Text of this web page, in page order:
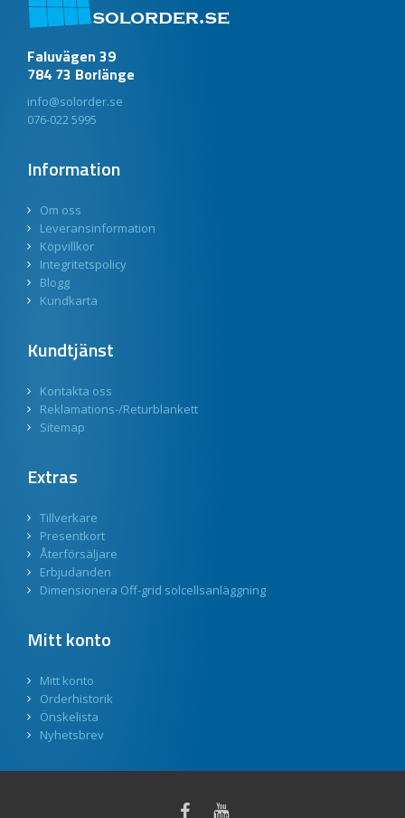
Faluvägen 39
784 73 Borlänge
info@solorder.se
076-022 5995
Information
Om oss
Leveransinformation
Köpvillkor
Integritetspolicy
Blogg
Kundkarta
Kundtjänst
Kontakta oss
Reklamations-/Returblankett
Sitemap
Extras
Tillverkare
Presentkort
Återförsäljare
Erbjudanden
Dimensionera Off-grid solcellsanläggning
Mitt konto
Mitt konto
Orderhistorik
Önskelista
Nyhetsbrev